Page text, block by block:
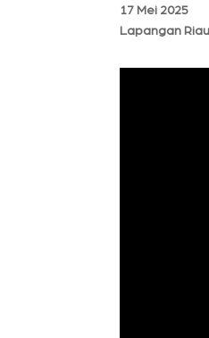
17 Mei 2025
Lapangan